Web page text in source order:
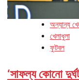
অন্যান্য
খেলাধুলা
ফুটবল
‘সাফল্য কোনো